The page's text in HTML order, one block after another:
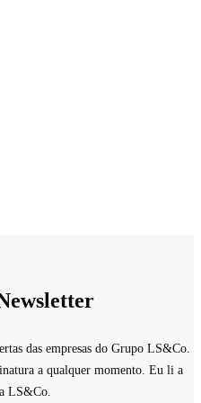
das empresas do Grupo LS&Co.
a qualquer momento. Eu li a
LS&Co.